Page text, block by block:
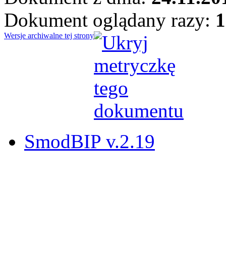
Dokument oglądany razy:
Wersje archiwalne tej strony
SmodBIP v.2.19